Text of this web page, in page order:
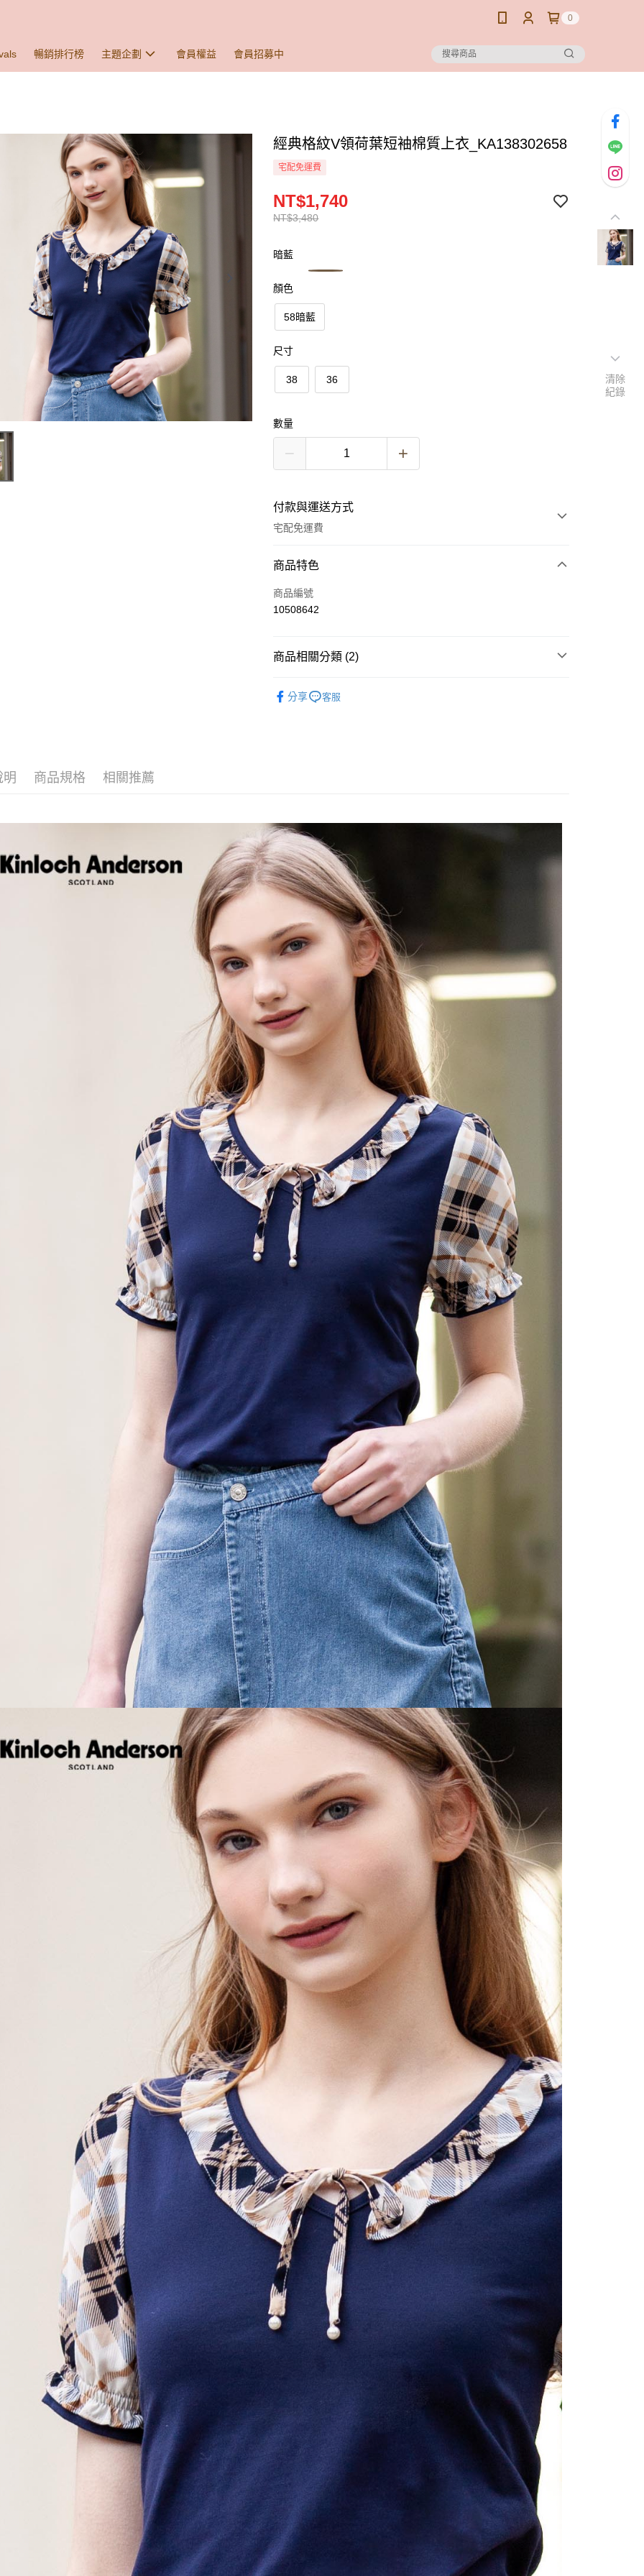
0
暢銷排行榜 主題企劃 會員權益 會員招募中
經典格紋V領荷葉短袖棉質上衣_KA138302658
宅配免運費
NT$3,480
NT$1,740
暗藍
顏色
58暗藍
尺寸
38 36
數量
付款與運送方式
宅配免運費
付款方式
信用卡一次付款
悠遊付
付款後7-11取貨
每筆NT$60，滿NT$1,000(含以上)免運費
宅配
免運費
商品特色
商品編號
10508642
商品相關分類 (2)
分享 客服
明 商品規格 相關推薦
清除
紀錄